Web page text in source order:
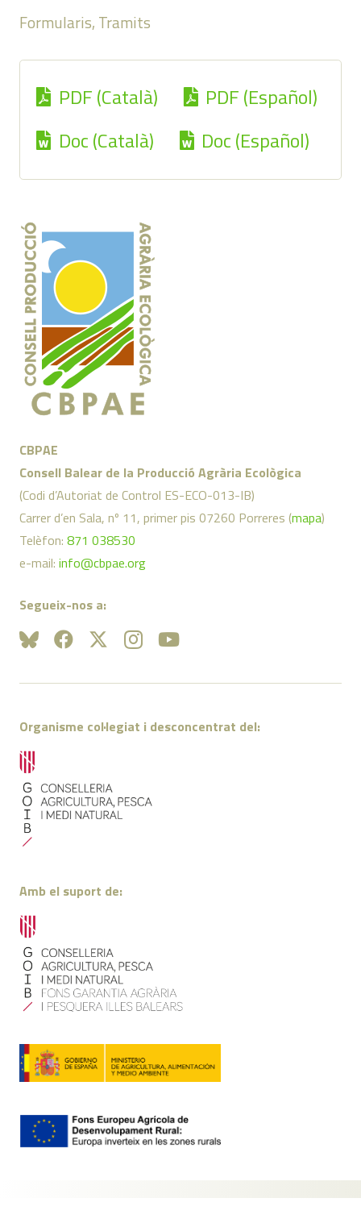
Formularis, Tramits
PDF (Català)
PDF (Español)
Doc (Català)
Doc (Español)
CBPAE
Consell Balear de la Producció Agrària Ecològica
(Codi d’Autoriat de Control ES-ECO-013-IB)
Carrer d’en Sala, nº 11, primer pis 07260 Porreres (mapa)
Telèfon: 871 038530
e-mail: info@cbpae.org
Segueix-nos a:
Organisme col·legiat i desconcentrat del:
Amb el suport de: